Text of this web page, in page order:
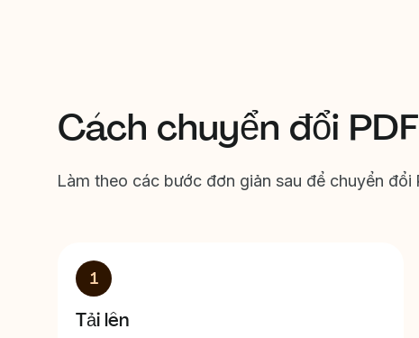
Cách chuyển đổi
Làm theo các bước đơn giản sau để chuyển đổi
1
Tải lên